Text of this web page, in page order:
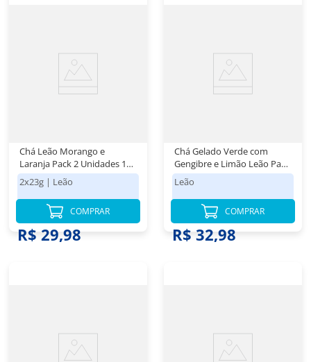
Chá Leão Morango e
Laranja Pack 2 Unidades 10
Sachês Cada
2x23g | Leão
R$ 29,98
COMPRAR
Chá Gelado Verde com
Gengibre e Limão Leão Pack
2 Caixas 25g
Leão
R$ 32,98
COMPRAR